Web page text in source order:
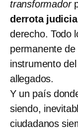
transformador
derrota judicial
derecho. Todo
permanente
instrumento
allegados.
Y un país
siendo,
ciudadanos